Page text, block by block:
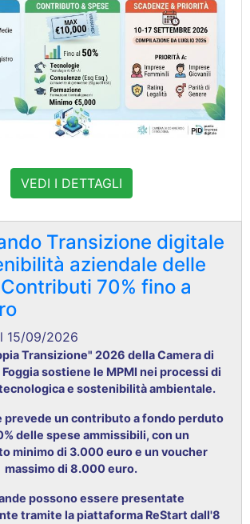
VEDI I DETTAGLI
Transizione digitale
aziendale delle
70% fino a
15/09/2026
Transizione" 2026 della Camera di
sostiene le MPMI nei processi di
e sostenibilità ambientale.
prevede un contributo a fondo perduto
delle spese ammissibili, con un
minimo di 3.000 euro e un voucher
massimo di 8.000 euro.
possono essere presentate
tramite la piattaforma ReStart dall'8